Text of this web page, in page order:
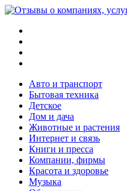
Авто и транспорт
Бытовая техника
Детское
Дом и дача
Животные и растения
Интернет и связь
Книги и пресса
Компании, фирмы
Красота и здоровье
Музыка